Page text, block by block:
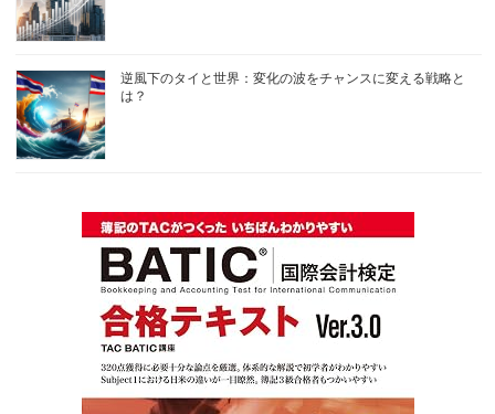
逆風下のタイと世界：変化の波をチャンスに変える戦略と
は？